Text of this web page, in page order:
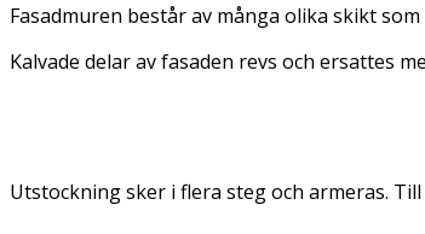
Fasadmuren består av många olika skikt
Kalvade delar av fasaden revs och ersattes
Utstockning sker i flera steg och armeras.